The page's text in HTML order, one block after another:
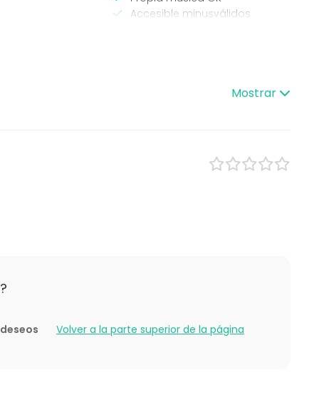
Accesible minusválidos
Casa tradicional / Finca
Mostrar
?
Volver a la parte superior de la página